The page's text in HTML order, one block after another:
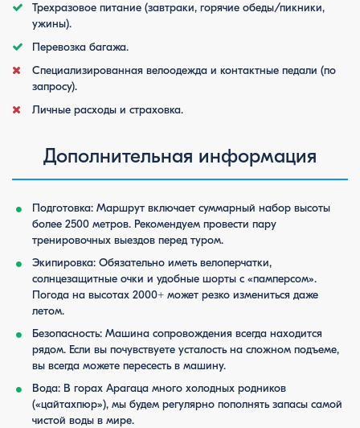
Трехразовое питание (завтраки, горячие обеды/пикники,
ужины).
Перевозка багажа.
Специализированная велоодежда и контактные педали (по
запросу).
Личные расходы и страховка.
Дополнительная информация
Подготовка: Маршрут включает суммарный набор высоты
более 2500 метров. Рекомендуем провести пару
тренировочных выездов перед туром.
Экипировка: Обязательно иметь велоперчатки,
солнцезащитные очки и удобные шорты с «памперсом».
Погода на высотах 2000+ может резко измениться даже
летом.
Безопасность: Машина сопровождения всегда находится
рядом. Если вы почувствуете усталость на сложном подъеме,
вы всегда можете пересесть в машину.
Вода: В горах Арагаца много холодных родников
(«цайтахпюр»), мы будем регулярно пополнять запасы самой
чистой воды в мире.